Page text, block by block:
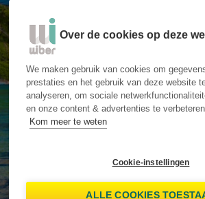
Locatie
Ophalen Teruggave
Toon aanbiedingen
Ik ben minstens 25 jaar oud
Over de cookies op deze
We maken gebruik van cookies om
prestaties en het gebruik van deze website
analyseren, om sociale
en onze content & advertenties te
Kom meer te weten
Cookie-instellingen
ALLE COOKIES